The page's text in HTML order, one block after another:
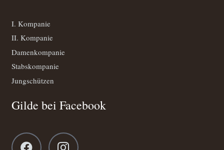
I. Kompanie
II. Kompanie
Damenkompanie
Stabskompanie
Jungschützen
Gilde bei Facebook